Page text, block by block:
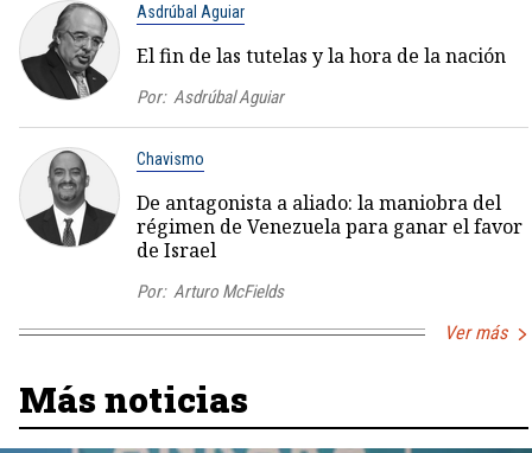
Asdrúbal Aguiar
El fin de las tutelas y la hora de la nación
Por: Asdrúbal Aguiar
Chavismo
De antagonista a aliado: la maniobra del
régimen de Venezuela para ganar el favor
de Israel
Por: Arturo McFields
Ver más
Más noticias